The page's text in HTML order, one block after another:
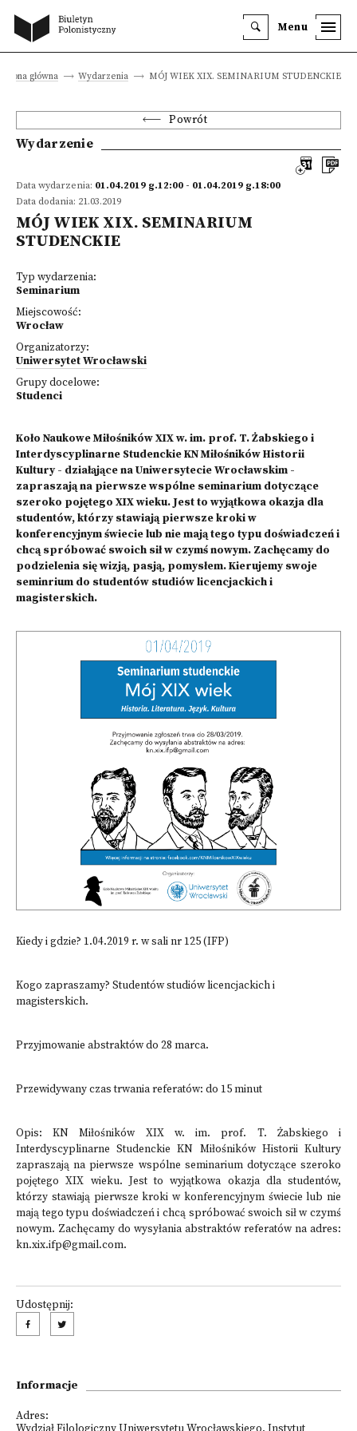
Menu
Strona główna Wydarzenia MÓJ WIEK XIX. SEMINARIUM STUDENCKIE
Powrót
Wydarzenie
Data wydarzenia: 01.04.2019 g.12:00 - 01.04.2019 g.18:00
Data dodania: 21.03.2019
MÓJ WIEK XIX. SEMINARIUM
STUDENCKIE
Typ wydarzenia:
Seminarium
Miejscowość:
Wrocław
Organizatorzy:
Uniwersytet Wrocławski
Grupy docelowe:
Studenci
Koło Naukowe Miłośników XIX w. im. prof. T. Żabskiego i
Interdyscyplinarne Studenckie KN Miłośników Historii
Kultury - działąjące na Uniwersytecie Wrocławskim -
zapraszają na pierwsze wspólne seminarium dotyczące
szeroko pojętego XIX wieku. Jest to wyjątkowa okazja dla
studentów, którzy stawiają pierwsze kroki w
konferencyjnym świecie lub nie mają tego typu doświadczeń i
chcą spróbować swoich sił w czymś nowym. Zachęcamy do
podzielenia się wizją, pasją, pomysłem. Kierujemy swoje
seminrium do studentów studiów licencjackich i
magisterskich.
Kiedy i gdzie? 1.04.2019 r. w sali nr 125 (IFP)
Kogo zapraszamy? Studentów studiów licencjackich i
magisterskich.
Przyjmowanie abstraktów do 28 marca.
Przewidywany czas trwania referatów: do 15 minut
Opis: KN Miłośników XIX w. im. prof. T. Żabskiego i
Interdyscyplinarne Studenckie KN Miłośników Historii Kultury
zapraszają na pierwsze wspólne seminarium dotyczące szeroko
pojętego XIX wieku. Jest to wyjątkowa okazja dla studentów,
którzy stawiają pierwsze kroki w konferencyjnym świecie lub nie
mają tego typu doświadczeń i chcą spróbować swoich sił w czymś
nowym. Zachęcamy do wysyłania abstraktów referatów na adres:
kn.xix.ifp@gmail.com.
Udostępnij:
Informacje
Adres: